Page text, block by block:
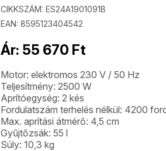
CIKKSZÁM: ES24A1901091B
EAN: 8595123404542
Ár: 55 670 Ft
Motor: elektromos 230 V / 50 Hz
Teljesítmény: 2500 W
Aprítóegység: 2 kés
Fordulatszám terhelés nélkül: 4200
Max. aprítási átmérő: 4,5 cm
Gyűjtőzsák: 55 l
Súly: 10,3 kg